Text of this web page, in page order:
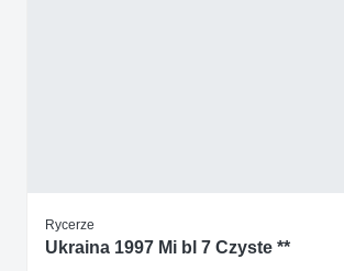
Rycerze
Ukraina 1997 Mi bl 7 Czyste **